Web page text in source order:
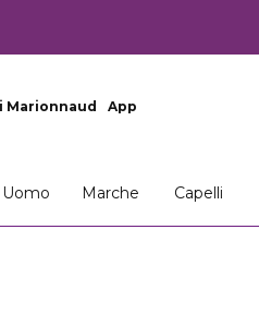
Marionnaud App
Uomo Marche Capelli